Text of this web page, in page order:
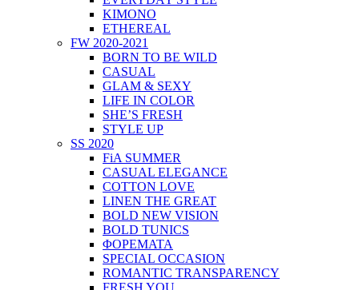
KIMONO
ETHEREAL
FW 2020-2021
BORN TO BE WILD
CASUAL
GLAM & SEXY
LIFE IN COLOR
SHE’S FRESH
STYLE UP
SS 2020
FiA SUMMER
CASUAL ELEGANCE
COTTON LOVE
LINEN THE GREAT
BOLD NEW VISION
BOLD TUNICS
ΦΟΡΕΜΑΤΑ
SPECIAL OCCASION
ROMANTIC TRANSPARENCY
FRESH YOU